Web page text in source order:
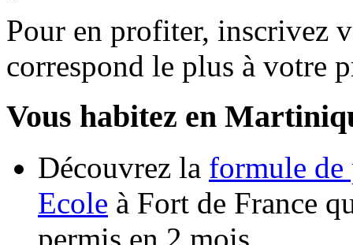
Pour en profiter, inscrivez
correspond le plus à votre
Vous habitez en
Découvrez la formule de
Ecole à Fort de France